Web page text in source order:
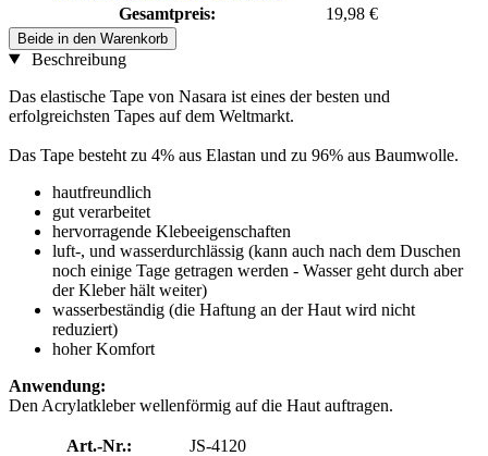
Gesamtpreis:
19,98 €
Beide in den Warenkorb
Beschreibung
Das elastische Tape von Nasara ist eines der besten und
erfolgreichsten Tapes auf dem Weltmarkt.
Das Tape besteht zu 4% aus Elastan und zu 96% aus Baumwolle.
hautfreundlich
gut verarbeitet
hervorragende Klebeeigenschaften
luft-, und wasserdurchlässig (kann auch nach dem Duschen
noch einige Tage getragen werden - Wasser geht durch aber
der Kleber hält weiter)
wasserbeständig (die Haftung an der Haut wird nicht
reduziert)
hoher Komfort
Anwendung:
Den Acrylatkleber wellenförmig auf die Haut auftragen.
Art.-Nr.:
JS-4120